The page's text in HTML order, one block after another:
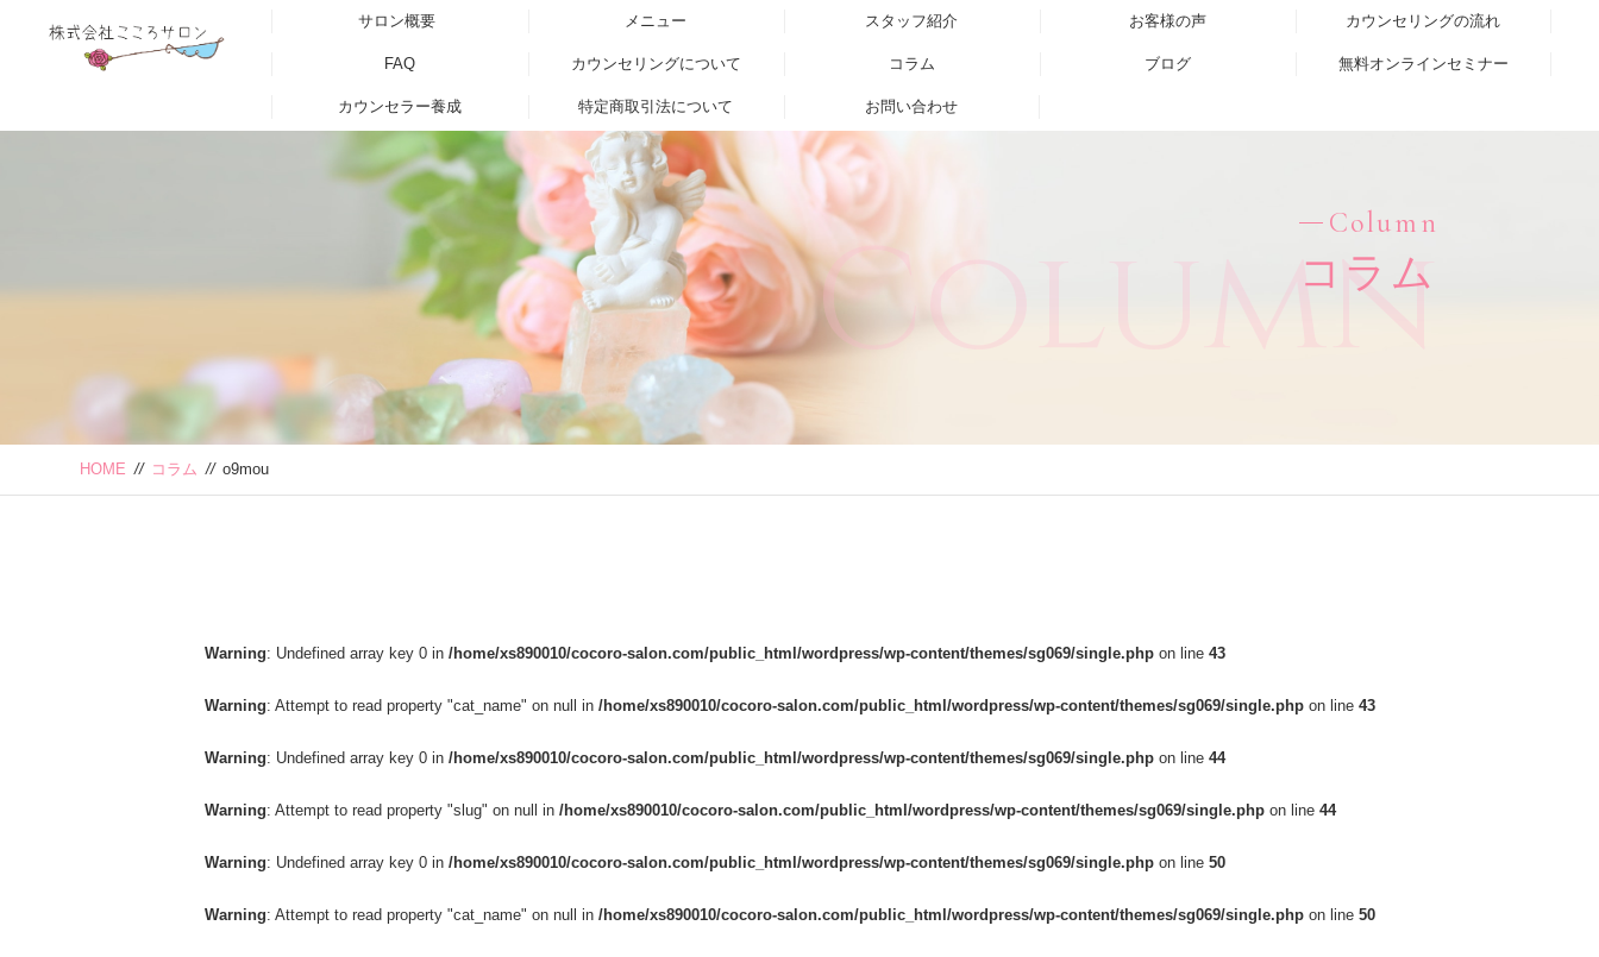
サロン概要 メニュー スタッフ紹介 お客様の声 カウンセリングの流れ
FAQ カウンセリングについて コラム ブログ 無料オンラインセミナー
カウンセラー養成 特定商取引法について お問い合わせ
Column
コラム
Column
HOME // コラム // o9mou
Warning: Undefined array key 0 in /home/xs890010/cocoro-salon.com/public_html/wordpress/wp-content/themes/sg069/single.php on line 43
Warning: Attempt to read property "cat_name" on null in /home/xs890010/cocoro-salon.com/public_html/wordpress/wp-content/themes/sg069/single.php on line 43
Warning: Undefined array key 0 in /home/xs890010/cocoro-salon.com/public_html/wordpress/wp-content/themes/sg069/single.php on line 44
Warning: Attempt to read property "slug" on null in /home/xs890010/cocoro-salon.com/public_html/wordpress/wp-content/themes/sg069/single.php on line 44
Warning: Undefined array key 0 in /home/xs890010/cocoro-salon.com/public_html/wordpress/wp-content/themes/sg069/single.php on line 50
Warning: Attempt to read property "cat_name" on null in /home/xs890010/cocoro-salon.com/public_html/wordpress/wp-content/themes/sg069/single.php on line 50